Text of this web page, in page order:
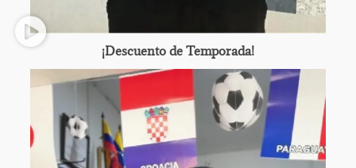
¡Descuento de Temporada!